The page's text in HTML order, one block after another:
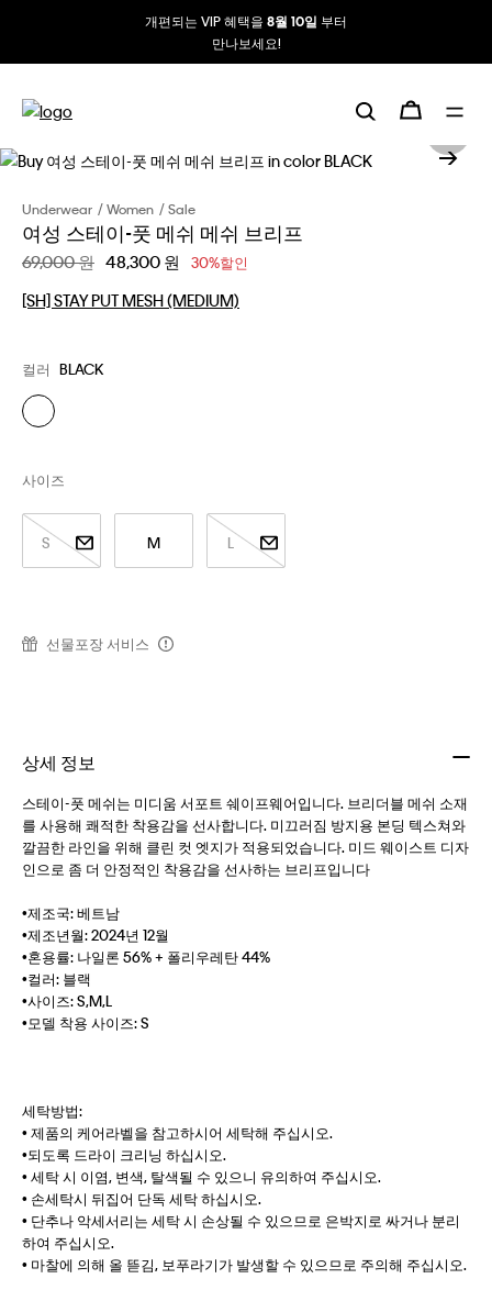
개편되는 VIP 혜택을 8월 10일 부터
만나보세요!
Underwear Women Sale
여성 스테이-풋 메쉬 메쉬 브리프
할인 전 가격
69,000 원 할인된 가격
48,300 원 30%할인
[SH] STAY PUT MESH (MEDIUM)
컬러 BLACK
S M L
사이즈
선물포장 서비스
상세 정보
스테이-풋 메쉬는 미디움 서포트 쉐이프웨어입니다. 브리더블 메쉬 소재
를 사용해 쾌적한 착용감을 선사합니다. 미끄러짐 방지용 본딩 텍스쳐와
깔끔한 라인을 위해 클린 컷 엣지가 적용되었습니다. 미드 웨이스트 디자
인으로 좀 더 안정적인 착용감을 선사하는 브리프입니다
•제조국: 베트남
•제조년월: 2024년 12월
•혼용률: 나일론 56% + 폴리우레탄 44%
•컬러: 블랙
•사이즈: S,M,L
•모델 착용 사이즈: S
세탁방법:
• 제품의 케어라벨을 참고하시어 세탁해 주십시오.
•되도록 드라이 크리닝 하십시오.
• 세탁 시 이염, 변색, 탈색될 수 있으니 유의하여 주십시오.
• 손세탁시 뒤집어 단독 세탁 하십시오.
• 단추나 악세서리는 세탁 시 손상될 수 있으므로 은박지로 싸거나 분리
하여 주십시오.
• 마찰에 의해 올 뜯김, 보푸라기가 발생할 수 있으므로 주의해 주십시오.